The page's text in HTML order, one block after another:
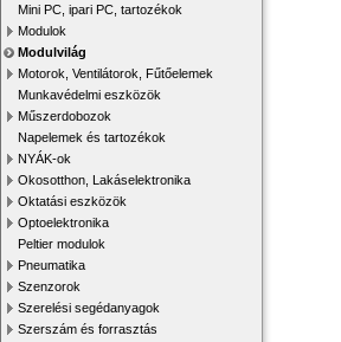
Mini PC, ipari PC, tartozékok
Modulok
Modulvilág
Motorok, Ventilátorok, Fűtőelemek
Munkavédelmi eszközök
Műszerdobozok
Napelemek és tartozékok
NYÁK-ok
Okosotthon, Lakáselektronika
Oktatási eszközök
Optoelektronika
Peltier modulok
Pneumatika
Szenzorok
Szerelési segédanyagok
Szerszám és forrasztás